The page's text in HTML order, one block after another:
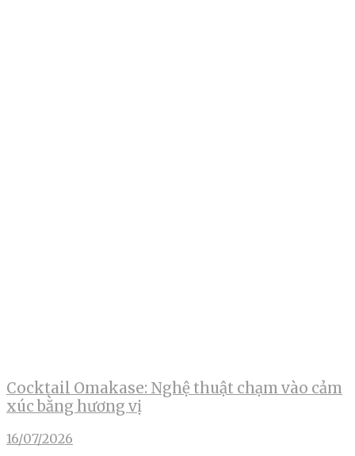
Cocktail Omakase: Nghệ thuật chạm vào cảm
xúc bằng hương vị
16/07/2026